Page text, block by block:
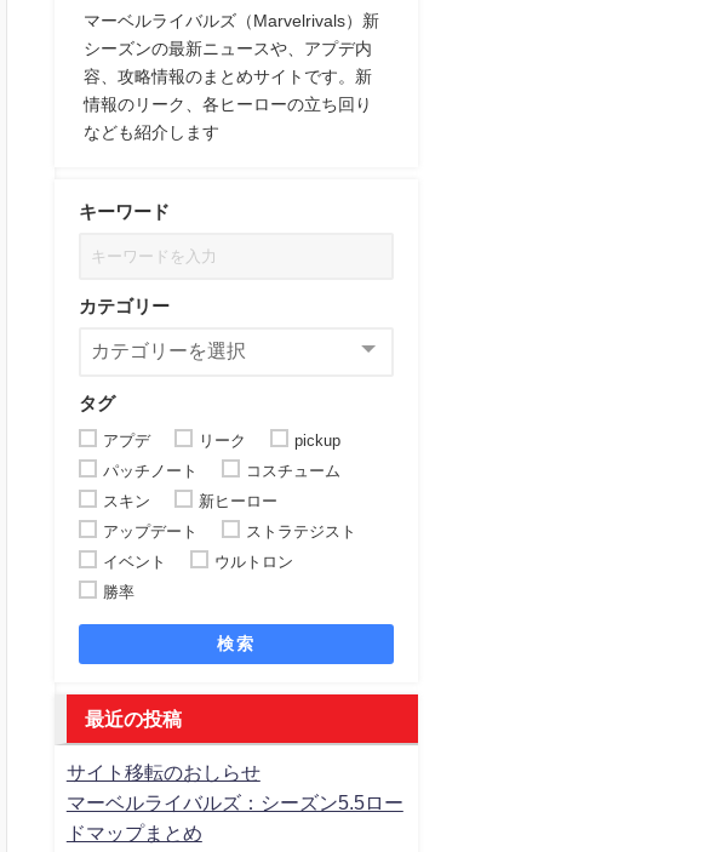
マーベルライバルズ（Marvelrivals）新
シーズンの最新ニュースや、アプデ内
容、攻略情報のまとめサイトです。新
情報のリーク、各ヒーローの立ち回り
なども紹介します
キーワード
カテゴリー
タグ
アプデ リーク
pickup
パッチノート
コスチューム
スキン
新ヒーロー
アップデート
ストラテジスト
イベント
ウルトロン
勝率
検索
最近の投稿
サイト移転のおしらせ
マーベルライバルズ：シーズン5.5ロー
ドマップまとめ